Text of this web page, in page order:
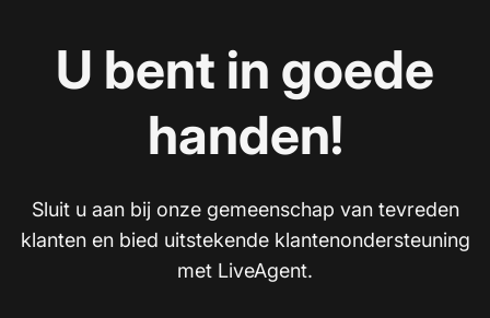
U bent in goede
handen!
Sluit u aan bij onze gemeenschap van tevreden
klanten en bied uitstekende klantenondersteuning
met LiveAgent.